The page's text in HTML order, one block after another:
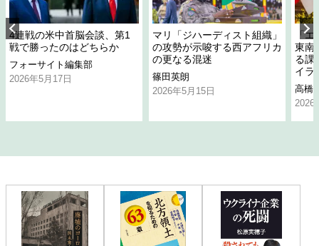
4連戦の米中首脳会談、第1
戦で勝ったのはどちらか
フォーサイト編集部
2026年5月17日
マリ「ジハーディスト組織」
の攻勢が示唆する西アフリカ
の更なる混迷
篠田英朗
2026年5月15日
「
東南
る課
イラ
高橋
2026